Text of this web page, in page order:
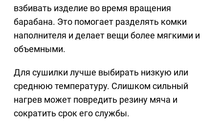
взбивать изделие во время вращения
барабана. Это помогает разделять комки
наполнителя и делает вещи более мягкими и
объемными.
Для сушилки лучше выбирать низкую или
среднюю температуру. Слишком сильный
нагрев может повредить резину мяча и
сократить срок его службы.